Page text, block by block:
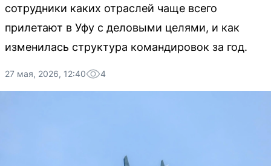
сотрудники каких отраслей чаще всего
прилетают в Уфу с деловыми целями, и как
изменилась структура командировок за год.
27 мая, 2026, 12:40 4